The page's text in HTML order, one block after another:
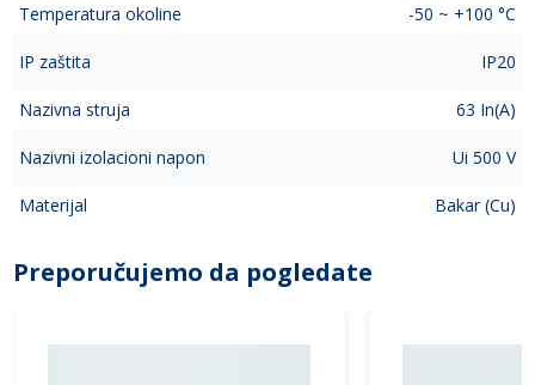
Temperatura okoline -50 ~ +100 °C
IP zaštita IP20
Nazivna struja 63 In(A)
Nazivni izolacioni napon Ui 500 V
Materijal Bakar (Cu)
Preporučujemo da pogledate